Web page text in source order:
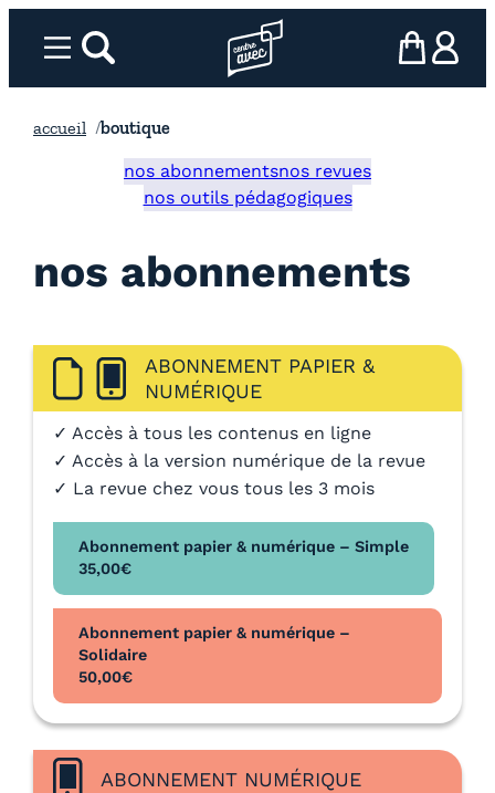
Menurechercher Page d’accueil l’association
mon panier
ma
accueil boutique
nos abonnementsnos revues
nos outils pédagogiques
nos abonnements
ABONNEMENT PAPIER &
NUMÉRIQUE
✓ Accès à tous les contenus en ligne
✓ Accès à la version numérique de la revue
✓ La revue chez vous tous les 3 mois
Abonnement papier & numérique – Simple
35,00€
Abonnement papier & numérique –
Solidaire
50,00€
ABONNEMENT NUMÉRIQUE